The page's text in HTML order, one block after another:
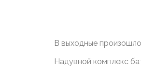
В выходные
Надувной комплекс